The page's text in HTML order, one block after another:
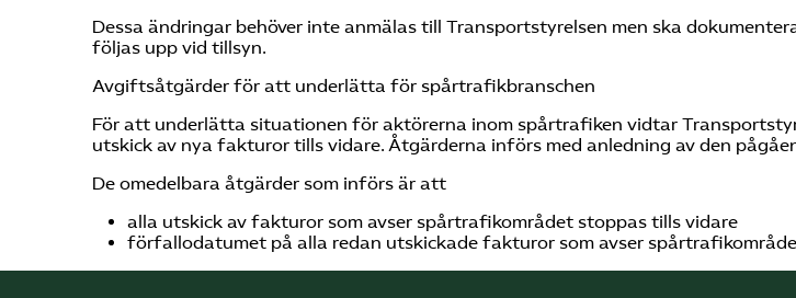
Dessa ändringar behöver inte anmälas till Transportstyrelsen men ska
följas upp vid tillsyn.
Avgiftsåtgärder för att underlätta för spårtrafikbranschen
För att underlätta situationen för aktörerna inom spårtrafiken vidtar
utskick av nya fakturor tills vidare. Åtgärderna införs med anledning av den
De omedelbara åtgärder som införs är att
alla utskick av fakturor som avser spårtrafikområdet stoppas tills vidare
förfallodatumet på alla redan utskickade fakturor som avser